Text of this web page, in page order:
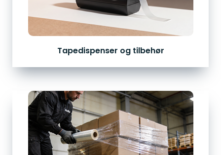
Tapedispenser og tilbehør